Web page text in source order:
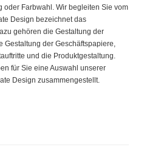
Farbwahl. Wir begleiten Sie vom
Design bezeichnet das
gehören die Gestaltung der
der Geschäftspapiere,
und die Produktgestaltung.
für Sie eine Auswahl unserer
Design zusammengestellt.